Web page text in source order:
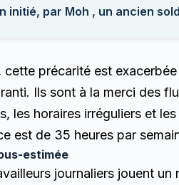
initié, par Moh , un ancien
cette précarité est
Ils sont à la merci des
les horaires irréguliers et
est de 35 heures par
estimée
journaliers jouent